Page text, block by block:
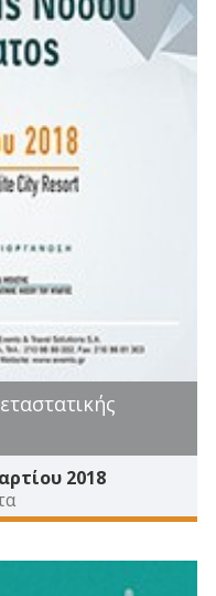
2018